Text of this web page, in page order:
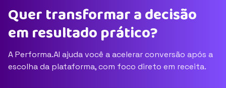
Quer transformar a decisão
em resultado prático?
A Performa.AI ajuda você a acelerar conversão após a
escolha da plataforma, com foco direto em receita.